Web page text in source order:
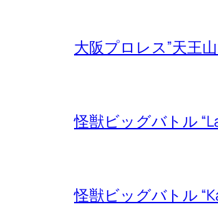
大阪プロレス”天王
怪獣ビッグバトル
怪獣ビッグバトル